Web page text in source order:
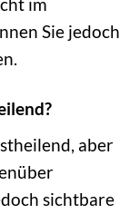
im
Sie jedoch
aber
sichtbare